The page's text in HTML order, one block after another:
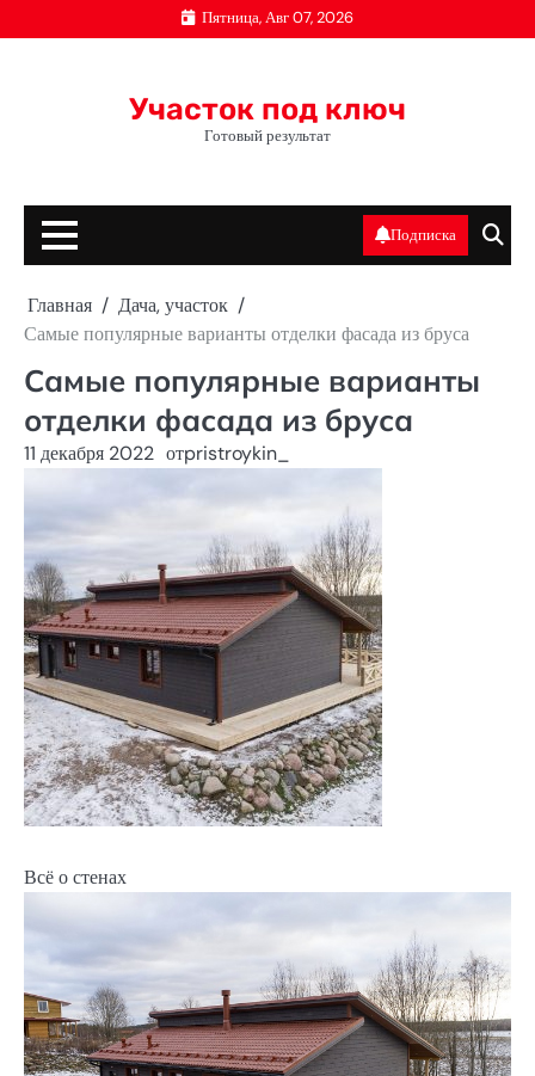
к
Пятница, Авг 07, 2026
Участок под ключ
Готовый результат
Подписка
Главная
Дача, участок
Самые популярные варианты отделки фасада из бруса
Самые популярные варианты
отделки фасада из бруса
11 декабря 2022 отpristroykin_
Всё о стенах